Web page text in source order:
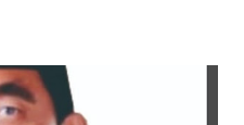
diri untuk tampil
DMD (Dangdut